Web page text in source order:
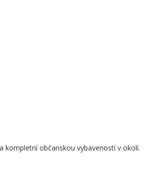
kompletní občanskou vybaveností v okolí.